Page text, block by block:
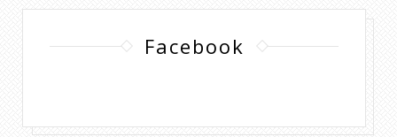
Facebook